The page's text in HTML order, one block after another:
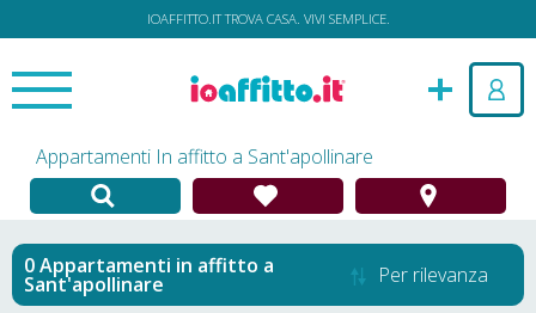
IOAFFITTO.IT TROVA CASA. VIVI SEMPLICE.
Appartamenti In affitto a Sant'apollinare
Appartamenti in affitto a
Sant'apollinare Per rilevanza